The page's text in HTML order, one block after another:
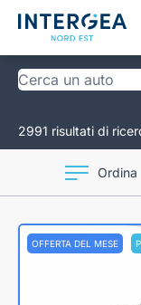
2991 risultati di
Ordina
OFFERTA DEL MESE